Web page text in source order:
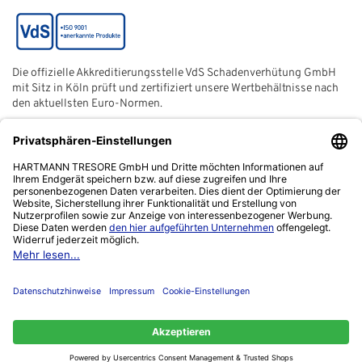
Kontakt
Die offizielle Akkreditierungsstelle VdS Schadenverhütung GmbH
mit Sitz in Köln prüft und zertifiziert unsere Wertbehältnisse nach
den aktuellsten Euro-Normen.
Der ECB (European Certification Body) ist eine neutrale und
unabhängige Zertifizierungsstelle der European Security
Systems Association e. V. (ESSA) mit Sitz in Frankfurt am Main.
Das Netzwerk "Zuhause sicher" ist ein gemeinnütziger Verein,
der Kriminalprävention einzusetzen.